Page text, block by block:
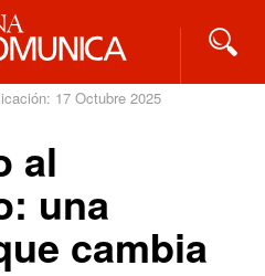
17 Octubre 2025
al
una
cambia